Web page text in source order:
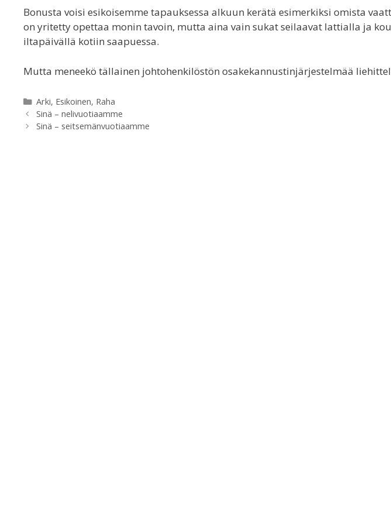
Bonusta voisi esikoisemme tapauksessa alkuun kerätä esimerkiksi omista
on yritetty opettaa monin tavoin, mutta aina vain sukat seilaavat lattialla ja
iltapäivällä kotiin saapuessa.
Mutta meneekö tällainen johtohenkilöstön osakekannustinjärjestelmää
Categories
Arki, Esikoinen, Raha
Sinä – nelivuotiaamme
Sinä – seitsemänvuotiaamme